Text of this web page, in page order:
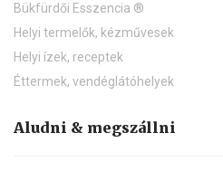
Bükfürdői Esszencia ®
Helyi termelők, kézművesek
Helyi ízek, receptek
Éttermek, vendéglátóhelyek
Aludni & megszállni